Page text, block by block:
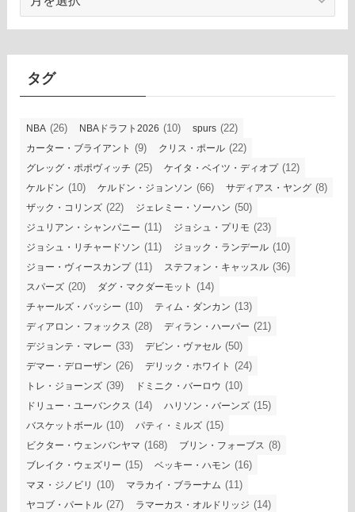
カ
タグ
NBA (26) NBAドラフト2026 (10) spurs (22)
カーター・ブライアント (9) クリス・ポール (22)
グレッグ・ポポヴィッチ (25) ケイタ・ベイツ・ディオプ(12)
ケルドン (10) ケルドン・ジョンソン (66) サディアス・ヤング (8)
ザック・コリンズ (22) ジェレミー・ソーハン (50)
ジュリアン・シャンパニー (11) ジョシュ・プリモ (23)
ジョシュ・リチャードソン (11) ジョック・ランデール (10)
ジョー・ヴィースカンプ(11) ステフォン・キャッスル (36)
スパーズ (20) ダグ・マクダーモット (14)
チャールズ・バッシー (10) ティム・ダンカン (13)
ディアロン・フォックス (28) ディラン・ハーパー (21)
デジョンテ・マレー (33) デビン・ヴァセル (50)
デマー・デローザン (26) デリック・ホワイト (24)
トレ・ジョーンズ (39) ドミニク・バーロウ (10)
ドリュー・ユーバンクス (14) ハリソン・バーンズ (15)
バスケットボール (10) パティ・ミルズ (15)
ビクター・ウェンバンヤマ (168) ブリン・フォーブス (8)
ブレイク・ウェズリー (15) ベッキー・ハモン (16)
マヌ・ジノビリ (10) マラカイ・ブラーナム (11)
ヤコブ・パートル (27) ラマーカス・オルドリッジ (14)